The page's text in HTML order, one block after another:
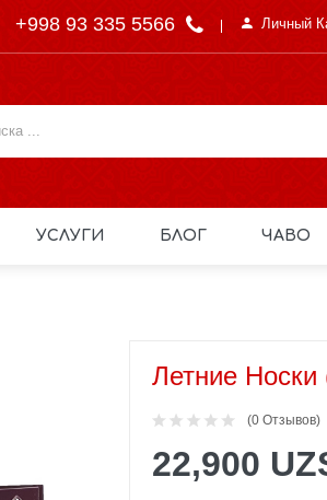
+998 93 335 5566 Личный
УСЛУГИ БЛОГ ЧАВО
Летние
(0 Отзывов)
22,900